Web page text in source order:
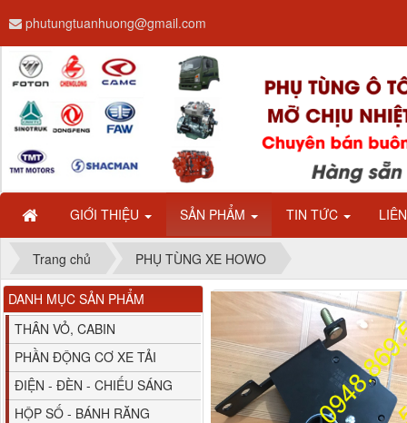
GIỚI THIỆU SẢN PHẨM TIN TỨC
phutungtuanhuong@gmail.com
Trang chủ PHỤ TÙNG XE HOWO
DANH MỤC SẢN PHẨM
THÂN VỎ, CABIN
PHẦN ĐỘNG CƠ XE TẢI
ĐIỆN - ĐÈN - CHIẾU SÁNG
HỘP SỐ - BÁNH RĂNG
Dây ga CAMC H08 dài
2.68m
Bình nước phụ
Chenglong hải âu...